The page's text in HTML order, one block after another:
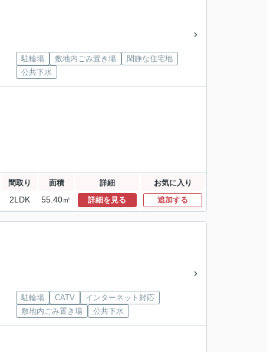
駐輪場 敷地内ごみ置き場
閑静な住宅地
公共下水
間取り 面積 詳細 お気に入り
2LDK 55.40㎡ 詳細を見る 追加する
駐輪場 CATV
インターネット対応
敷地内ごみ置き場
公共下水